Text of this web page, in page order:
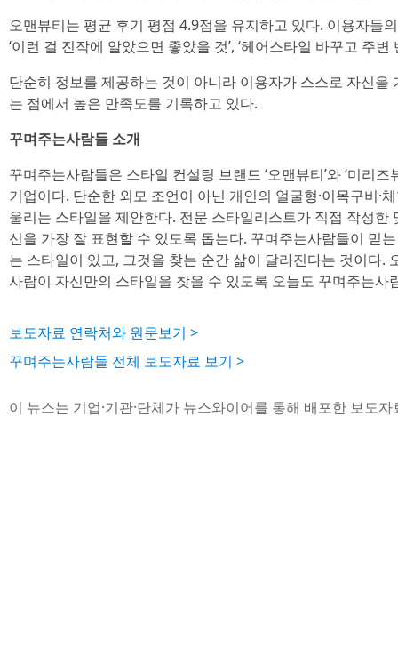
오맨뷰티는 평균 후기 평점 4.9점을 유지하고 있다. 이용자들
‘이런 걸 진작에 알았으면 좋았을 것’, ‘헤어스타일 바꾸고 주
단순히 정보를 제공하는 것이 아니라 이용자가 스스로 자신
는 점에서 높은 만족도를 기록하고 있다.
꾸며주는사람들 소개
꾸며주는사람들은 스타일 컨설팅 브랜드 ‘오맨뷰티’와 ‘미리
기업이다. 단순한 외모 조언이 아닌 개인의 얼굴형·이목구비·
울리는 스타일을 제안한다. 전문 스타일리스트가 직접 작성한
신을 가장 잘 표현할 수 있도록 돕는다. 꾸며주는사람들이 믿
는 스타일이 있고, 그것을 찾는 순간 삶이 달라진다는 것이다.
사람이 자신만의 스타일을 찾을 수 있도록 오늘도 꾸며주는사
보도자료 연락처와 원문보기 >
꾸며주는사람들 전체 보도자료 보기 >
이 뉴스는 기업·기관·단체가 뉴스와이어를 통해 배포한 보도